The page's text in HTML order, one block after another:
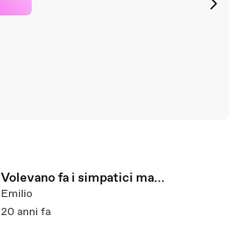
Volevano fa i simpatici ma...
Emilio
20 anni fa